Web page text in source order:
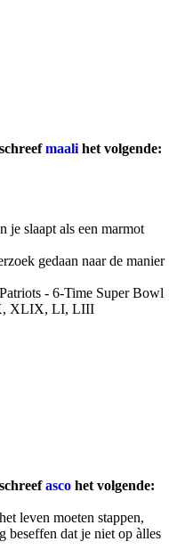
schreefmaali het volgende:
je slaapt als een marmot
gedaan naar de manier
- 6-Time Super Bowl
XLIX, LI, LIII
schreefasco het volgende:
leven moeten stappen,
beseffen dat je niet op àlles